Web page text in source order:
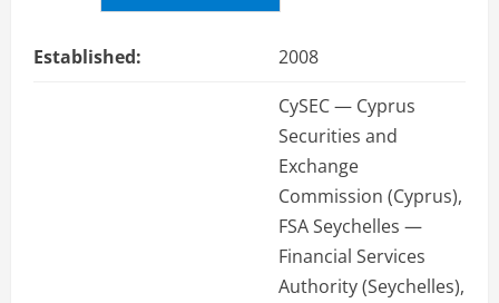
Established: 2008
CySEC — Cyprus
Securities and
Exchange
Commission (Cyprus),
FSA Seychelles —
Financial Services
Authority (Seychelles),